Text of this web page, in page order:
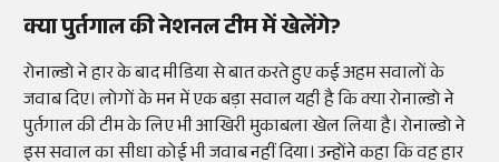
क्या पुर्तगाल की नेशनल टीम में खेलेंगे?
रोनाल्डो ने हार के बाद मीडिया से बात करते हुए कई अहम सवालों के
जवाब दिए। लोगों के मन में एक बड़ा सवाल यही है कि क्या रोनाल्डो ने
पुर्तगाल की टीम के लिए भी आखिरी मुकाबला खेल लिया है। रोनाल्डो ने
इस सवाल का सीधा कोई भी जवाब नहीं दिया। उन्होंने कहा कि वह हार